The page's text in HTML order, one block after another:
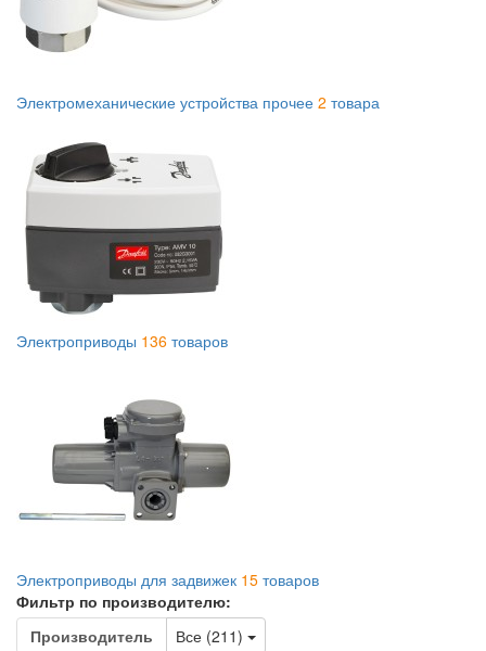
Электромеханические устройства прочее 2 товара
Электроприводы 136 товаров
Электроприводы для задвижек 15 товаров
Фильтр по производителю:
Производитель
Все (211) Toggle Dropdown